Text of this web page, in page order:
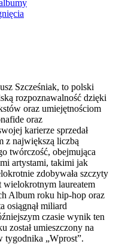
Szcześniak, to polski
rozpoznawalność dzięki
oraz umiejętnościom
oraz
karierze sprzedał
z największą liczbą
twórczość, obejmująca
artystami, takimi jak
zdobywała szczyty
laureatem
Album roku hip-hop oraz
osiągnął miliard
czasie wynik ten
został umieszczony na
tygodnika „Wprost”.